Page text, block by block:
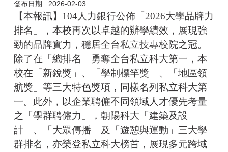
發布日期 : 2026-02-03
【本報訊】104人力銀行公佈「2026大學品牌力
排名」，本校再次以卓越的辦學績效，展現強
勁的品牌實力，穩居全台私立技專校院之冠。
除了在「總排名」勇奪全台私立科大第一，本
校在「新銳獎」、「學制標竿獎」、「地區領
航獎」等三大特色獎項，同樣名列私立科大第
一。此外，以企業聘僱不同領域人才優先考量
之「學群聘僱力」，朝陽科大「建築及設
計」、「大眾傳播」及「遊憩與運動」三大學
群排名，亦榮登私立科大榜首，展現多元跨域